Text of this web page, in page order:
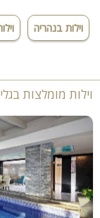
וילות בנהריה
וילות מומלצות